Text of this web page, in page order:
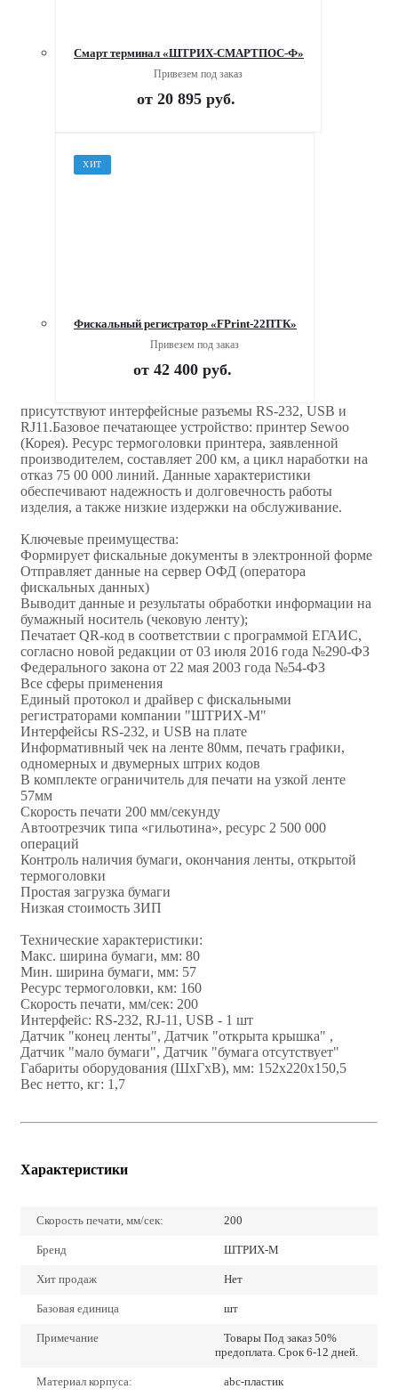
Смарт терминал «ШТРИХ-СМАРТПОС-Ф»
Привезем под заказ
от 20 895 руб.
ХИТ
Фискальный регистратор «FPrint-22ПТК»
Привезем под заказ
от 42 400 руб.
присутствуют интерфейсные разъемы RS-232, USB и
RJ11.Базовое печатающее устройство: принтер Sewoo
(Корея). Ресурс термоголовки принтера, заявленной
производителем, составляет 200 км, а цикл наработки на
отказ 75 00 000 линий. Данные характеристики
обеспечивают надежность и долговечность работы
изделия, а также низкие издержки на обслуживание.
Ключевые преимущества:
Формирует фискальные документы в электронной форме
Отправляет данные на сервер ОФД (оператора
фискальных данных)
Выводит данные и результаты обработки информации на
бумажный носитель (чековую ленту);
Печатает QR-код в соответствии с программой ЕГАИС,
согласно новой редакции от 03 июля 2016 года №290-ФЗ
Федерального закона от 22 мая 2003 года №54-ФЗ
Все сферы применения
Единый протокол и драйвер с фискальными
регистраторами компании "ШТРИХ-М"
Интерфейсы RS-232, и USB на плате
Информативный чек на ленте 80мм, печать графики,
одномерных и двумерных штрих кодов
В комплекте ограничитель для печати на узкой ленте
57мм
Скорость печати 200 мм/секунду
Автоотрезчик типа «гильотина», ресурс 2 500 000
операций
Контроль наличия бумаги, окончания ленты, открытой
термоголовки
Простая загрузка бумаги
Низкая стоимость ЗИП
Технические характеристики:
Макс. ширина бумаги, мм: 80
Мин. ширина бумаги, мм: 57
Ресурс термоголовки, км: 160
Скорость печати, мм/сек: 200
Интерфейс: RS-232, RJ-11, USB - 1 шт
Датчик "конец ленты", Датчик "открыта крышка" ,
Датчик "мало бумаги", Датчик "бумага отсутствует"
Габариты оборудования (ШхГхВ), мм: 152х220х150,5
Вес нетто, кг: 1,7
Характеристики
Скорость печати, мм/сек: 200
Бренд ШТРИХ-М
Хит продаж Нет
Базовая единица шт
Примечание
Товары Под заказ 50%
предоплата. Срок 6-12 дней.
Материал корпуса: abc-пластик